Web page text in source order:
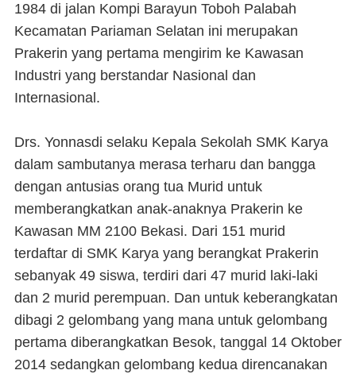
1984 di jalan Kompi Barayun Toboh Palabah
Kecamatan Pariaman Selatan ini merupakan
Prakerin yang pertama mengirim ke Kawasan
Industri yang berstandar Nasional dan
Internasional.
Drs. Yonnasdi selaku Kepala Sekolah SMK Karya
dalam sambutanya merasa terharu dan bangga
dengan antusias orang tua Murid untuk
memberangkatkan anak-anaknya Prakerin ke
Kawasan MM 2100 Bekasi. Dari 151 murid
terdaftar di SMK Karya yang berangkat Prakerin
sebanyak 49 siswa, terdiri dari 47 murid laki-laki
dan 2 murid perempuan. Dan untuk keberangkatan
dibagi 2 gelombang yang mana untuk gelombang
pertama diberangkatkan Besok, tanggal 14 Oktober
2014 sedangkan gelombang kedua direncanakan